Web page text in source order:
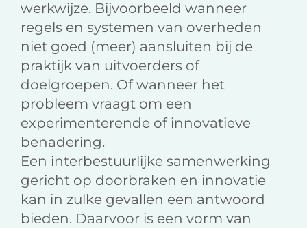
werkwijze. Bijvoorbeeld wanneer
regels en systemen van overheden
niet goed (meer) aansluiten bij de
praktijk van uitvoerders of
doelgroepen. Of wanneer het
probleem vraagt om een
experimenterende of innovatieve
benadering.
Een interbestuurlijke samenwerking
gericht op doorbraken en innovatie
kan in zulke gevallen een antwoord
bieden. Daarvoor is een vorm van